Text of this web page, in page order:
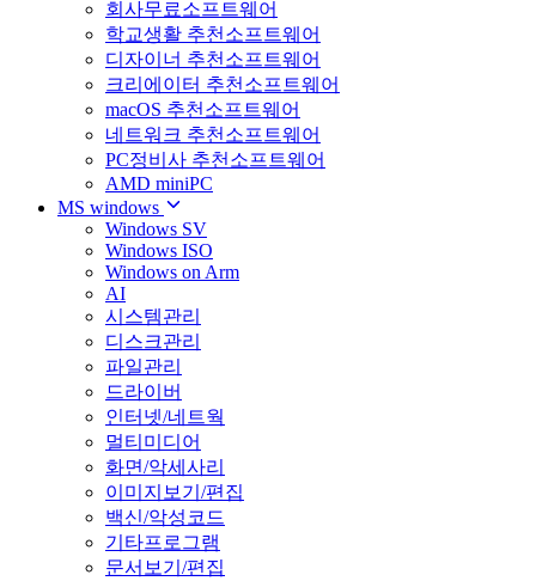
회사무료소프트웨어
학교생활 추천소프트웨어
디자이너 추천소프트웨어
크리에이터 추천소프트웨어
macOS 추천소프트웨어
네트워크 추천소프트웨어
PC정비사 추천소프트웨어
AMD miniPC
MS windows
Windows SV
Windows ISO
Windows on Arm
AI
시스템관리
디스크관리
파일관리
드라이버
인터넷/네트웍
멀티미디어
화면/악세사리
이미지보기/편집
백신/악성코드
기타프로그램
문서보기/편집